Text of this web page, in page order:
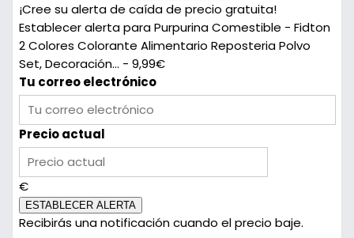
¡Cree su alerta de caída de precio gratuita!
Establecer alerta para Purpurina Comestible - Fidton
2 Colores Colorante Alimentario Reposteria Polvo
Set, Decoración... - 9,99€
Tu correo electrónico
Precio actual
€
ESTABLECER ALERTA
Recibirás una notificación cuando el precio baje.